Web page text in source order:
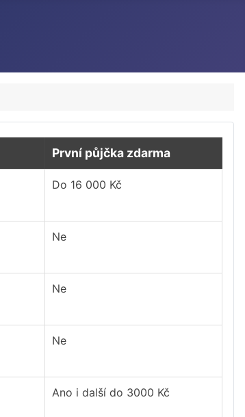
První půjčka zdarma
Do 16 000 Kč
Ne
Ne
Ne
Ano i další do 3000 Kč